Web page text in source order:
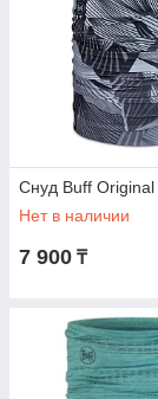
Снуд Buff Original
Нет в наличии
7 900 ₸